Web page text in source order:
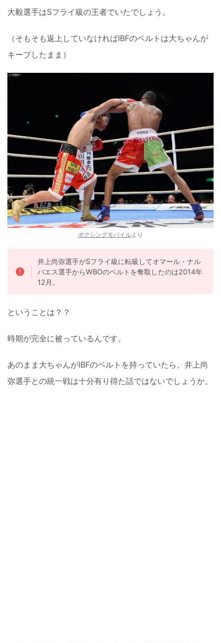
大毅選手はSフライ級の王者でいたでしょう。
（そもそも返上していなければIBFのベルトは大ちゃんが
キープしたまま）
ボクシングモバイルより
井上尚弥選手がSフライ級に転級してオマール・ナル
バエス選手からWBOのベルトを奪取したのは2014年
12月。
ということは？？
時期が完全に被っているんです。
あのまま大ちゃんがIBFのベルトを持っていたら、井上尚
弥選手との統一戦は十分有り得た話ではないでしょうか。